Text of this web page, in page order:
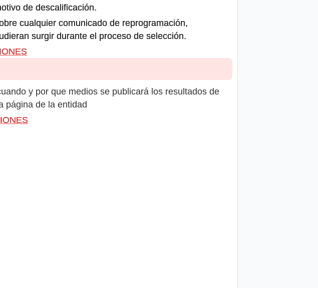
de descalificación.
cualquier comunicado de reprogramación,
surgir durante el proceso de selección.
y por que medios se publicará los resultados de
página de la entidad